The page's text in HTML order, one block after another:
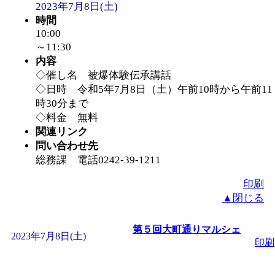
ットせよ！
「皆鶴姫のこびる塾
～」 受付期間：～
「子育て交流広場「
間：2026/08/10～
赤ちゃん交流広場
間：2026/08/10～
みなづる号乗車体
2023年7月8日(土)
時間
10:00
～11:30
内容
◇催し名 被爆体験伝承講話
◇日時 令和5年7月8日（土）午前10時から午前11
時30分まで
◇料金 無料
関連リンク
問い合わせ先
総務課 電話0242-39-1211
印刷
▲閉じる
2023年7月8日(土)
第５回大町通りマルシェ
印刷